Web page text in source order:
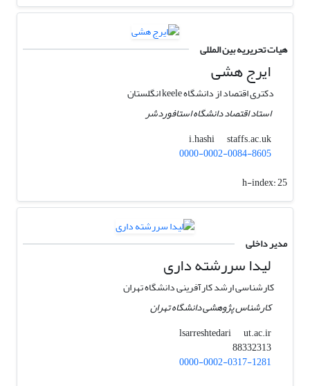
هیات تحریریه بین المللی
ایرج هشی
دکتری اقتصاد از دانشگاه keele انگلستان
استاد اقتصاد دانشگاه استافوردشر
i.hashi
staffs.ac.uk
0000-0002-0084-8605
h-index:25
مدیر داخلی
لیدا سررشته داری
کارشناسی ارشد کارآفرینی دانشگاه تهران
کارشناس پژوهشی دانشگاه تهران
lsarreshtedari
ut.ac.ir
88332313
0000-0002-0317-1281